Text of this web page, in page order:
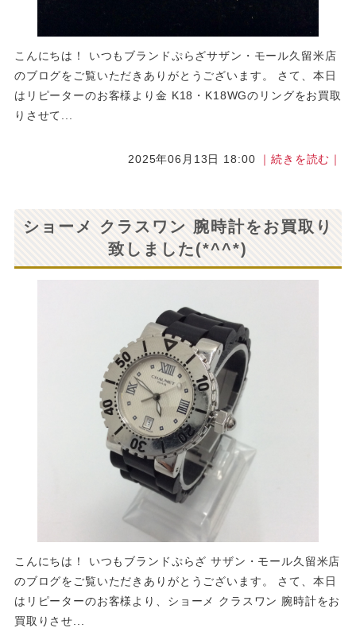
こんにちは！ いつもブランドぷらざサザン・モール久留米店
のブログをご覧いただきありがとうございます。 さて、本日
はリピーターのお客様より金 K18・K18WGのリングをお買取
りさせて...
2025年06月13日 18:00 ｜続きを読む｜
ショーメ クラスワン 腕時計をお買取り
致しました(*^^*)
こんにちは！ いつもブランドぷらざ サザン・モール久留米店
のブログをご覧いただきありがとうございます。 さて、本日
はリピーターのお客様より、ショーメ クラスワン 腕時計をお
買取りさせ...